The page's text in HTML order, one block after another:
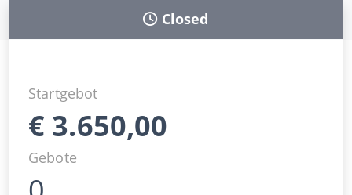
Closed
Startgebot
€ 3.650,00
Gebote